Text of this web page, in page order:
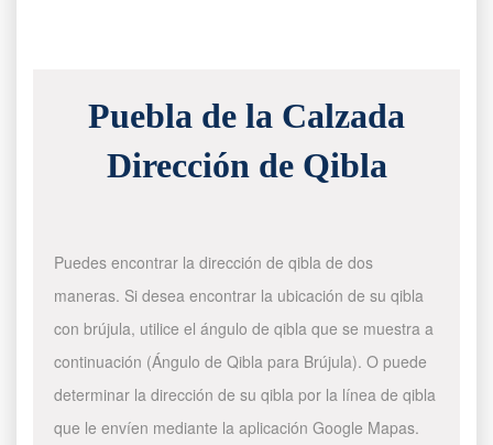
Puebla de la Calzada
Dirección de Qibla
Puedes encontrar la dirección de qibla de dos
maneras. Si desea encontrar la ubicación de su qibla
con brújula, utilice el ángulo de qibla que se muestra a
continuación (Ángulo de Qibla para Brújula). O puede
determinar la dirección de su qibla por la línea de qibla
que le envíen mediante la aplicación Google Mapas.